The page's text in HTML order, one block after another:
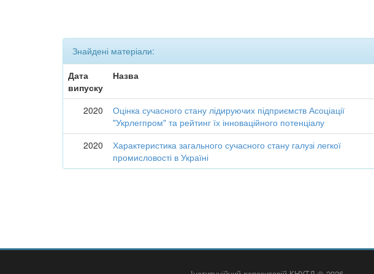
Знайдені матеріали:
Дата
випуску
Назва
2020
Оцінка сучасного стану лідируючих підприємств Асоціації
"Укрлегпром" та рейтинг їх інноваційного потенціалу
2020
Характеристика загального сучасного стану галузі легкої
промисловості в Україні